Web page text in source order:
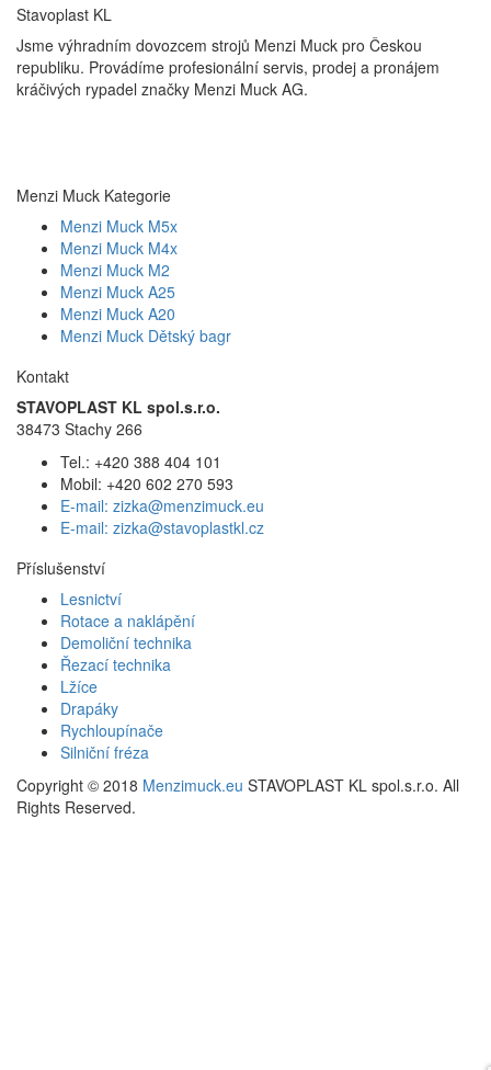
Stavoplast KL
Jsme výhradním dovozcem strojů Menzi Muck pro Českou
republiku. Provádíme profesionální servis, prodej a pronájem
kráčivých rypadel značky Menzi Muck AG.
Menzi Muck Kategorie
Menzi Muck M5x
Menzi Muck M4x
Menzi Muck M2
Menzi Muck A25
Menzi Muck A20
Menzi Muck Dětský bagr
Kontakt
STAVOPLAST KL spol.s.r.o.
38473 Stachy 266
Tel.: +420 388 404 101
Mobil: +420 602 270 593
E-mail: zizka@menzimuck.eu
E-mail: zizka@stavoplastkl.cz
Příslušenství
Lesnictví
Rotace a naklápění
Demoliční technika
Řezací technika
Lžíce
Drapáky
Rychloupínače
Silniční fréza
Copyright © 2018 Menzimuck.eu STAVOPLAST KL spol.s.r.o. All
Rights Reserved.